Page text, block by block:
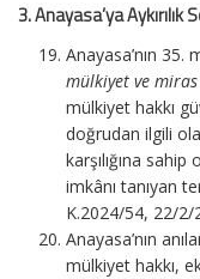
3. Anayasa’ya Aykırılık
Anayasa’nın 35.
mülkiyet ve
mülkiyet hakkı
doğrudan ilgili
karşılığına
imkânı tanıyan
K.2024/54, 22/2/
Anayasa’nın
mülkiyet hakkı,